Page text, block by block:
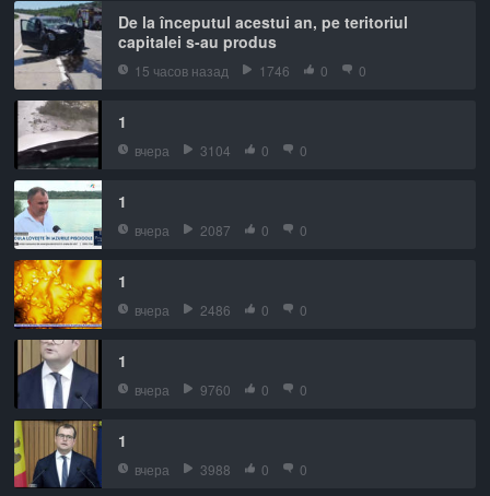
De la începutul acestui an, pe teritoriul
capitalei s-au produs
15 часов назад 1746 0 0
1
вчера 3104 0 0
1
вчера 2087 0 0
1
вчера 2486 0 0
1
вчера 9760 0 0
1
вчера 3988 0 0